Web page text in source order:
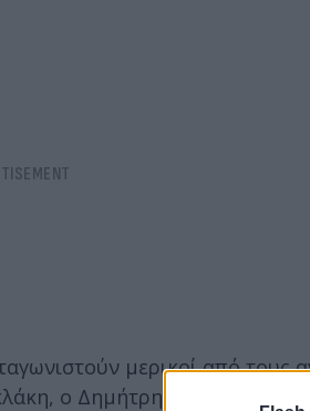
μερικοί από
ο Δημήτρης